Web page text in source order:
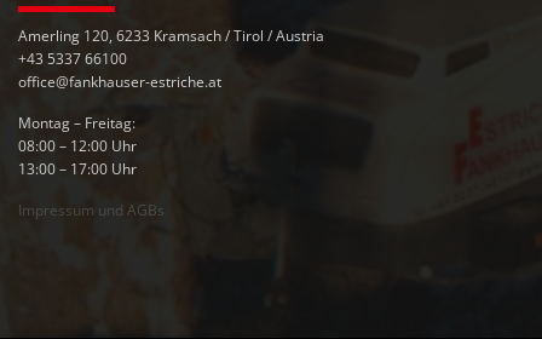
Amerling 120, 6233 Kramsach / Tirol / Austria
+43 5337 66100
office@fankhauser-estriche.at
Montag – Freitag:
08:00 – 12:00 Uhr
13:00 – 17:00 Uhr
Impressum und AGBs